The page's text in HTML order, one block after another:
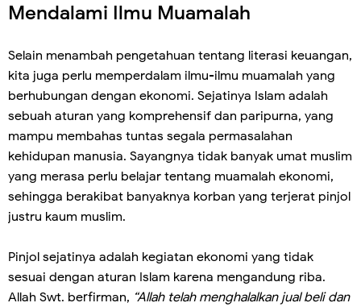
Mendalami Ilmu Muamalah
Selain menambah pengetahuan tentang literasi keuangan,
kita juga perlu memperdalam ilmu-ilmu muamalah yang
berhubungan dengan ekonomi. Sejatinya Islam adalah
sebuah aturan yang komprehensif dan paripurna, yang
mampu membahas tuntas segala permasalahan
kehidupan manusia. Sayangnya tidak banyak umat muslim
yang merasa perlu belajar tentang muamalah ekonomi,
sehingga berakibat banyaknya korban yang terjerat pinjol
justru kaum muslim.
Pinjol sejatinya adalah kegiatan ekonomi yang tidak
sesuai dengan aturan Islam karena mengandung riba.
Allah Swt. berfirman, “Allah telah menghalalkan jual beli dan